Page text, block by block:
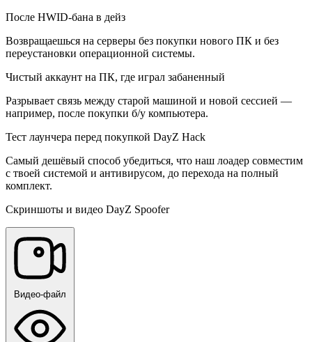
После HWID-бана в дейз
Возвращаешься на серверы без покупки нового ПК и без
переустановки операционной системы.
Чистый аккаунт на ПК, где играл забаненный
Разрывает связь между старой машиной и новой сессией —
например, после покупки б/у компьютера.
Тест лаунчера перед покупкой DayZ Hack
Самый дешёвый способ убедиться, что наш лоадер совместим
с твоей системой и антивирусом, до перехода на полный
комплект.
Скриншоты и видео DayZ Spoofer
Видео-файл